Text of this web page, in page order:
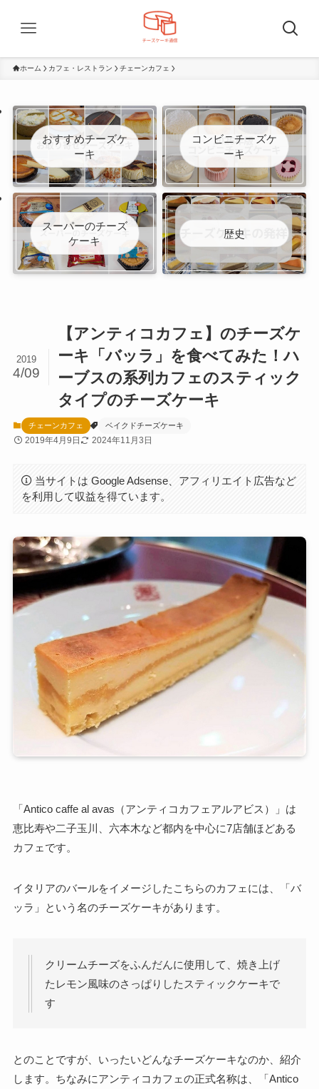
ホーム カフェ・レストラン チェーンカフェ
おすすめチーズケ
ーキ
コンビニチーズケ
ーキ
スーパーのチーズ
ケーキ
歴史
【アンティコカフェ】のチーズケ
ーキ「バッラ」を食べてみた！ハ
ーブスの系列カフェのスティック
タイプのチーズケーキ
2019
4/09
チェーンカフェ ベイクドチーズケーキ
2019年4月9日 2024年11月3日
当サイトは Google Adsense、アフィリエイト広告など
を利用して収益を得ています。
「Antico caffe al avas（アンティコカフェアルアビス）」は
恵比寿や二子玉川、六本木など都内を中心に7店舗ほどある
カフェです。
イタリアのバールをイメージしたこちらのカフェには、「バ
ッラ」という名のチーズケーキがあります。
クリームチーズをふんだんに使用して、焼き上げ
たレモン風味のさっぱりしたスティックケーキで
す
とのことですが、いったいどんなチーズケーキなのか、紹介
します。ちなみにアンティコカフェの正式名称は、「Antico